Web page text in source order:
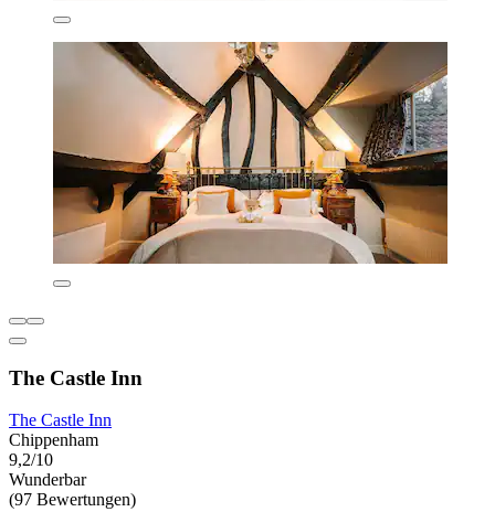
The Castle Inn
The Castle Inn
Chippenham
9,2/10
Wunderbar
(97 Bewertungen)